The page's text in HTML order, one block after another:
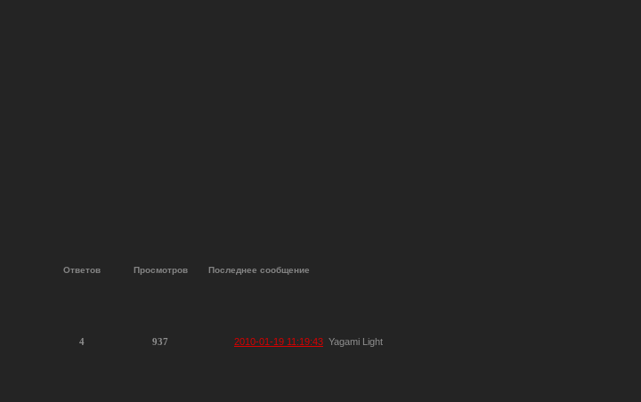
Ответов Просмотров Последнее сообщение
4 937 2010-01-19 11:19:43 Yagami Light